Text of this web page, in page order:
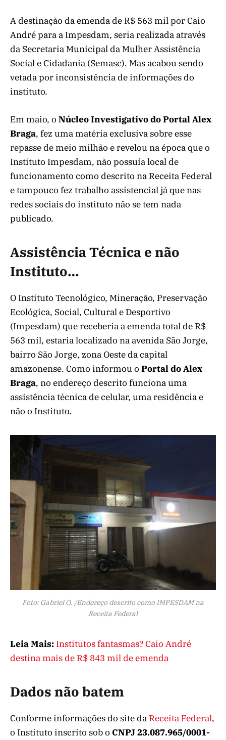
A destinação da emenda de R$ 563 mil por Caio
André para a Impesdam, seria realizada através
da Secretaria Municipal da Mulher Assistência
Social e Cidadania (Semasc). Mas acabou sendo
vetada por inconsistência de informações do
instituto.
Em maio, o Núcleo Investigativo do Portal Alex
Braga, fez uma matéria exclusiva sobre esse
repasse de meio milhão e revelou na época que o
Instituto Impesdam, não possuía local de
funcionamento como descrito na Receita Federal
e tampouco fez trabalho assistencial já que nas
redes sociais do instituto não se tem nada
publicado.
Assistência Técnica e não
Instituto…
O Instituto Tecnológico, Mineração, Preservação
Ecológica, Social, Cultural e Desportivo
(Impesdam) que receberia a emenda total de R$
563 mil, estaria localizado na avenida São Jorge,
bairro São Jorge, zona Oeste da capital
amazonense. Como informou o Portal do Alex
Braga, no endereço descrito funciona uma
assistência técnica de celular, uma residência e
não o Instituto.
Foto: Gabriel O. /Endereço descrito como IMPESDAM na
Receita Federal
Leia Mais: Institutos fantasmas? Caio André
destina mais de R$ 843 mil de emenda
Dados não batem
Conforme informações do site da Receita Federal,
o Instituto inscrito sob o CNPJ 23.087.965/0001-